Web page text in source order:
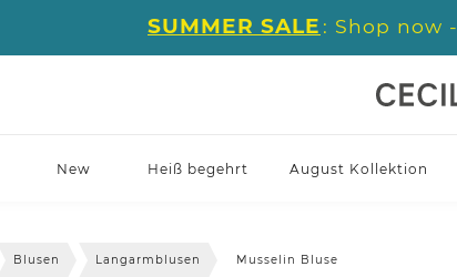
SUMMER SALE : Shop now -
New Heiß begehrt August Kollektion
Blusen Langarmblusen Musselin Bluse